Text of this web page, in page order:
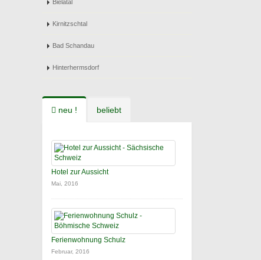
Bielatal
Kirnitzschtal
Bad Schandau
Hinterhermsdorf
neu ! beliebt
Hotel zur Aussicht
Mai, 2016
Ferienwohnung Schulz
Februar, 2016